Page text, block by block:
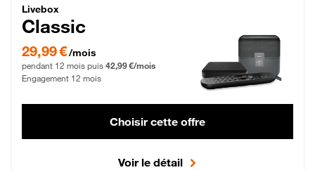
Livebox Classic Fibre
Livebox
Classic
29,99 € par mois pendant 12 mois puis 42,99 € par mois, Engagement 12 mois
29,99 €/mois
pendant 12 mois puis 42,99 €/mois
Engagement 12 mois
Choisir cette offre
Voir le détail